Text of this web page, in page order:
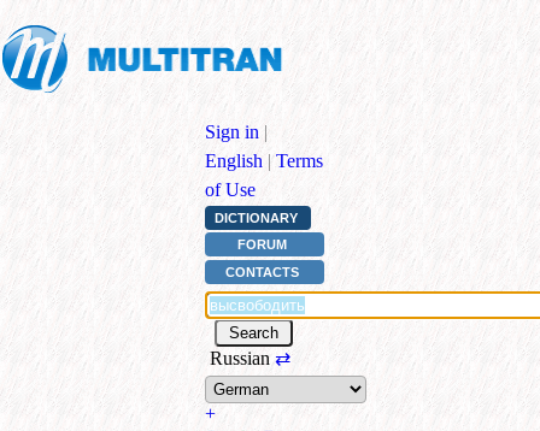
Sign in |
English | Terms
of Use
DICTIONARY
FORUM
CONTACTS
Russian ⇄
+